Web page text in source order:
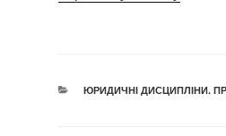
КАТЕГОРІЇ
ЮРИДИЧНІ ДИСЦИПЛІНИ.